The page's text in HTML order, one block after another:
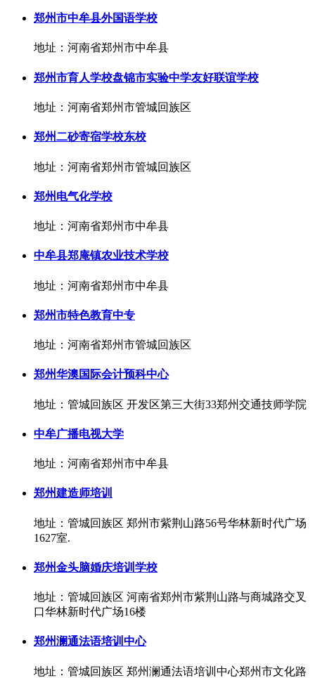
郑州市中牟县外国语学校
地址：河南省郑州市中牟县
郑州市育人学校盘锦市实验中学友好联谊学校
地址：河南省郑州市管城回族区
郑州二砂寄宿学校东校
地址：河南省郑州市管城回族区
郑州电气化学校
地址：河南省郑州市中牟县
中牟县郑庵镇农业技术学校
地址：河南省郑州市中牟县
郑州市特色教育中专
地址：河南省郑州市管城回族区
郑州华澳国际会计预科中心
地址：管城回族区 开发区第三大街33郑州交通技师学院
中牟广播电视大学
地址：河南省郑州市中牟县
郑州建造师培训
地址：管城回族区 郑州市紫荆山路56号华林新时代广场
1627室.
郑州金头脑婚庆培训学校
地址：管城回族区 河南省郑州市紫荆山路与商城路交叉
口华林新时代广场16楼
郑州澜通法语培训中心
地址：管城回族区 郑州澜通法语培训中心郑州市文化路